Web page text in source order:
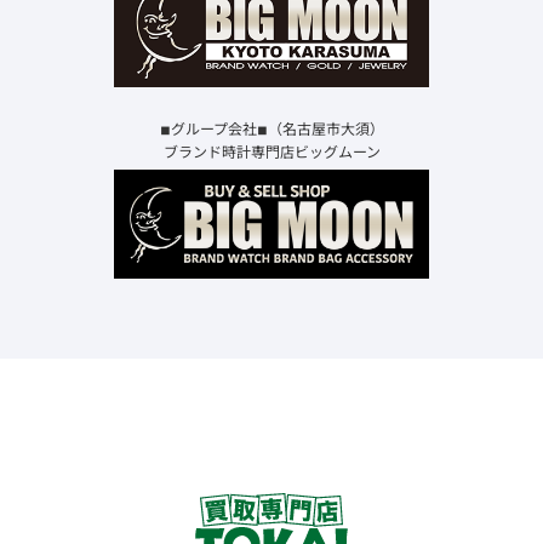
◾︎グループ会社◾︎（名古屋市大須）
ブランド時計専門店ビッグムーン